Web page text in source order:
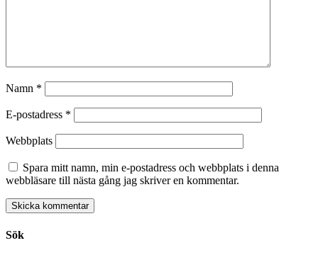
Namn *
E-postadress *
Webbplats
Spara mitt namn, min e-postadress och webbplats i denna
webbläsare till nästa gång jag skriver en kommentar.
Sök